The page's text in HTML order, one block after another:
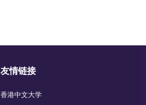
友情链接
香港中文大学